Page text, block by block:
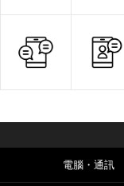
電腦・通訊